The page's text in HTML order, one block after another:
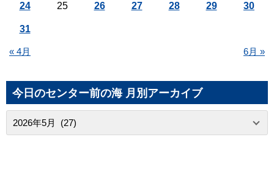
« 4月 6月 »
24 25 26 27 28 29 30
31
今日のセンター前の海 月別アーカイブ